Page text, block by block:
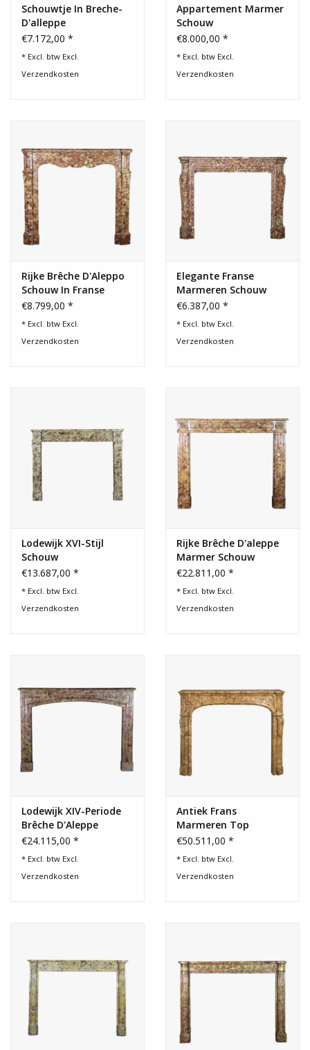
Schouwtje In Breche-
D'alleppe
€7.172,00 *
* Excl. btw Excl.
Verzendkosten
Appartement Marmer
Schouw
€8.000,00 *
* Excl. btw Excl.
Verzendkosten
Rijke Brêche D'Aleppo
Schouw In Franse
Pompadour-Stijl
€8.799,00 *
* Excl. btw Excl.
Verzendkosten
Elegante Franse
Marmeren Schouw
€6.387,00 *
* Excl. btw Excl.
Verzendkosten
Lodewijk XVI-Stijl
Schouw
€13.687,00 *
* Excl. btw Excl.
Verzendkosten
Rijke Brêche D'aleppe
Marmer Schouw
€22.811,00 *
* Excl. btw Excl.
Verzendkosten
Lodewijk XIV-Periode
Brêche D'Aleppe
Marmer Schouw
€24.115,00 *
* Excl. btw Excl.
Verzendkosten
Antiek Frans
Marmeren Top
Schouwtje
€50.511,00 *
* Excl. btw Excl.
Verzendkosten